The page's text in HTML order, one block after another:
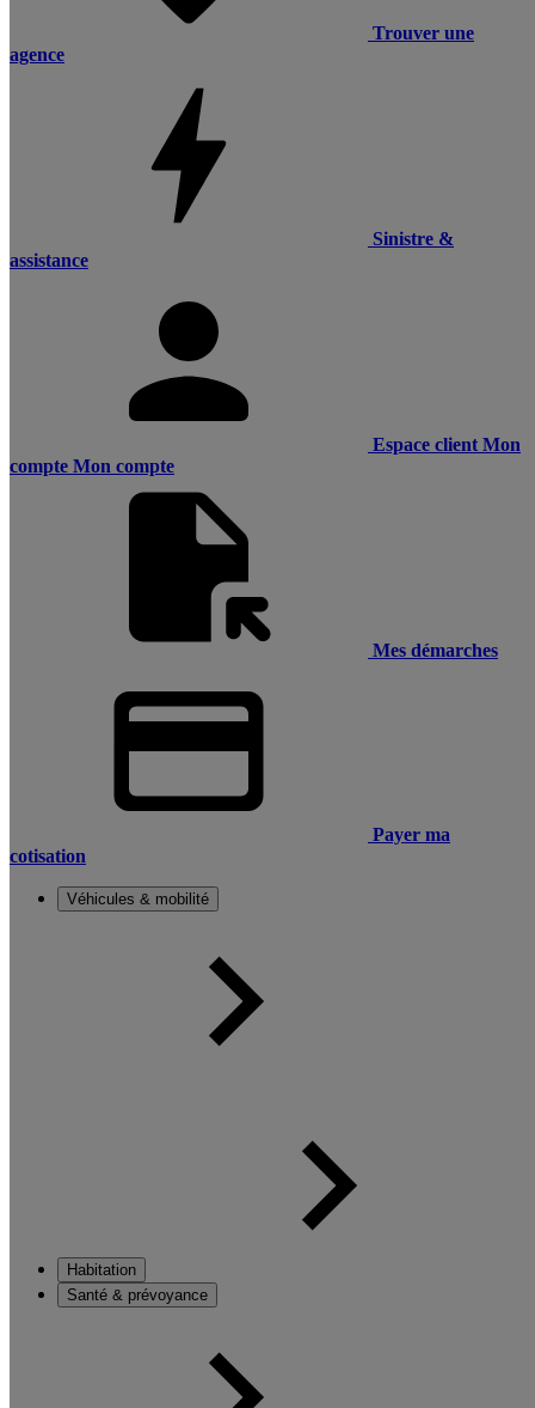
Trouver une
agence
Sinistre &
assistance
Espace client Mon
compte Mon compte
Mes démarches
Payer ma
cotisation
Véhicules & mobilité
Habitation
Santé & prévoyance